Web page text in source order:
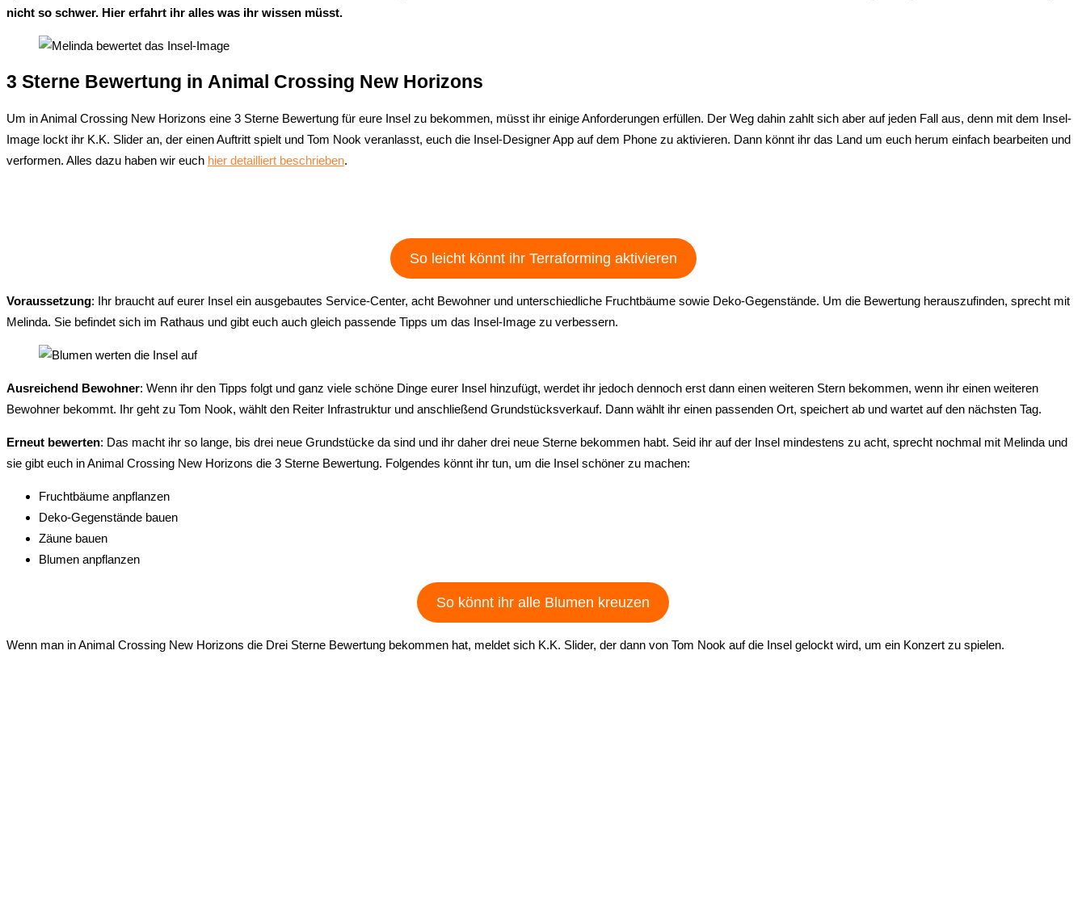
nicht so schwer. Hier erfahrt ihr alles was ihr wissen müsst.
3 Sterne Bewertung in Animal Crossing New Horizons
Um in Animal Crossing New Horizons eine 3 Sterne Bewertung für eure Insel zu bekommen, müsst ihr einige Anforderungen erfüllen. Der Weg dahin zahlt sich aber auf jeden Fall aus, denn mit dem Insel-
Image lockt ihr K.K. Slider an, der einen Auftritt spielt und Tom Nook veranlasst, euch die Insel-Designer App auf dem Phone zu aktivieren. Dann könnt ihr das Land um euch herum einfach bearbeiten und
verformen. Alles dazu haben wir euch hier detailliert beschrieben.
So leicht könnt ihr Terraforming aktivieren
Voraussetzung: Ihr braucht auf eurer Insel ein ausgebautes Service-Center, acht Bewohner und unterschiedliche Fruchtbäume sowie Deko-Gegenstände. Um die Bewertung herauszufinden, sprecht mit
Melinda. Sie befindet sich im Rathaus und gibt euch auch gleich passende Tipps um das Insel-Image zu verbessern.
Ausreichend Bewohner: Wenn ihr den Tipps folgt und ganz viele schöne Dinge eurer Insel hinzufügt, werdet ihr jedoch dennoch erst dann einen weiteren Stern bekommen, wenn ihr einen weiteren
Bewohner bekommt. Ihr geht zu Tom Nook, wählt den Reiter Infrastruktur und anschließend Grundstücksverkauf. Dann wählt ihr einen passenden Ort, speichert ab und wartet auf den nächsten Tag.
Erneut bewerten: Das macht ihr so lange, bis drei neue Grundstücke da sind und ihr daher drei neue Sterne bekommen habt. Seid ihr auf der Insel mindestens zu acht, sprecht nochmal mit Melinda und
sie gibt euch in Animal Crossing New Horizons die 3 Sterne Bewertung. Folgendes könnt ihr tun, um die Insel schöner zu machen:
Fruchtbäume anpflanzen
Deko-Gegenstände bauen
Zäune bauen
Blumen anpflanzen
So könnt ihr alle Blumen kreuzen
Wenn man in Animal Crossing New Horizons die Drei Sterne Bewertung bekommen hat, meldet sich K.K. Slider, der dann von Tom Nook auf die Insel gelockt wird, um ein Konzert zu spielen.